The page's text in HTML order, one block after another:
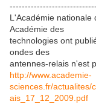
L'Académie nationale
Académie des
technologies ont
ondes des
antennes-relais n'est
http://www.academie-
sciences.fr/actualites/
ais_17_12_2009.pdf